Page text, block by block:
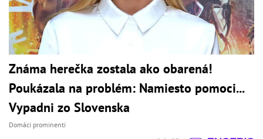
Známa herečka zostala ako obarená!
Poukázala na problém: Namiesto pomoci...
Vypadni zo Slovenska
Domáci prominenti